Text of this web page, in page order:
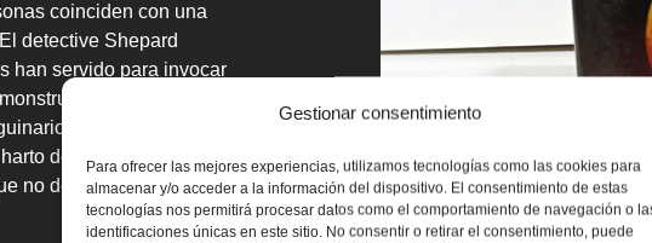
Gestionar consentimiento
Para ofrecer las mejores experiencias, utilizamos tecnologías como las cookies para
almacenar y/o acceder a la información del dispositivo. El consentimiento de estas
tecnologías nos permitirá procesar datos como el comportamiento de navegación o
identificaciones únicas en este sitio. No consentir o retirar el consentimiento, puede
coinciden con una
detective Shepard
han servido para invocar
prehistórico
crímenes para su
de su mala suerte,
no de buena gana, es el